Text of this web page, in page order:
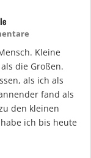
Kleine
die Großen.
als ich als
fand als
den kleinen
ich bis heute